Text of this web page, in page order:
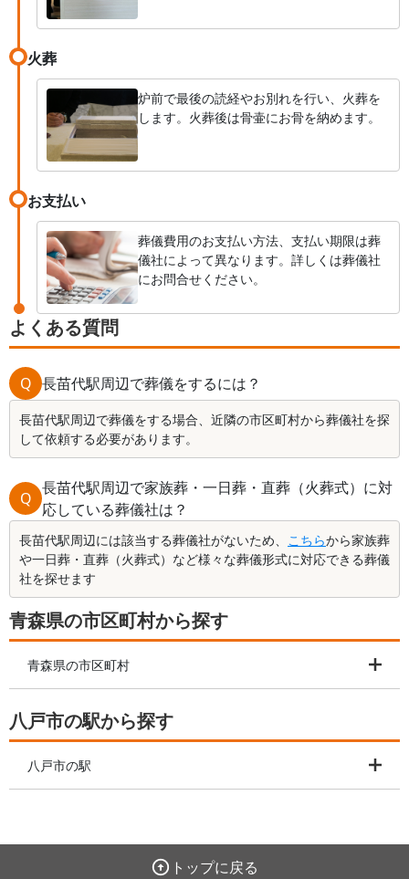
火葬
炉前で最後の読経やお別れを行い、火葬を
します。火葬後は骨壷にお骨を納めます。
お支払い
葬儀費用のお支払い方法、支払い期限は葬
儀社によって異なります。詳しくは葬儀社
にお問合せください。
よくある質問
Q 長苗代駅周辺で葬儀をするには？
長苗代駅周辺で葬儀をする場合、近隣の市区町村から葬儀社を探
して依頼する必要があります。
Q
長苗代駅周辺で家族葬・一日葬・直葬（火葬式）に対
応している葬儀社は？
長苗代駅周辺には該当する葬儀社がないため、 こちらから家族葬
や一日葬・直葬（火葬式）など様々な葬儀形式に対応できる葬儀
社を探せます
青森県の市区町村から探す
青森県の市区町村
八戸市の駅から探す
八戸市の駅
トップに戻る